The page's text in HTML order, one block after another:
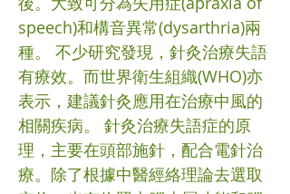
speech)和構音異常(dysarthria)兩
種。 不少研究發現，針灸治療失語
有療效。而世界衛生組織(WHO)亦
表示，建議針灸應用在治療中風的
相關疾病。 針灸治療失語症的原
理，主要在頭部施針，配合電針治
療。除了根據中醫經絡理論去選取